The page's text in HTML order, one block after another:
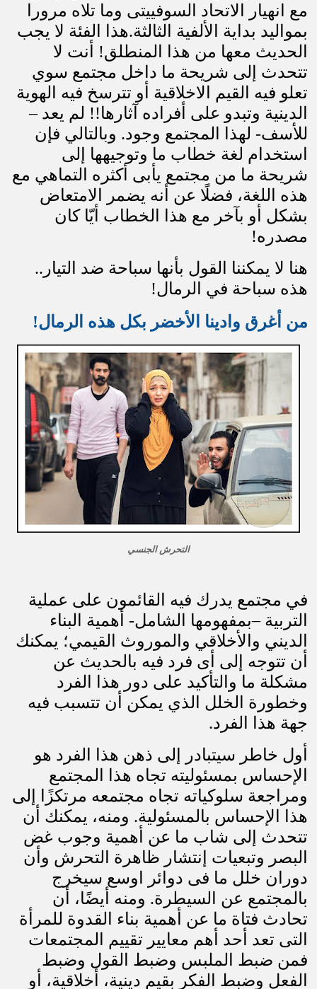
مع انهيار الاتحاد السوفييتى وما تلاه مرورا
بمواليد بداية الألفية الثالثة.هذا الفئة لا يجب
الحديث معها من هذا المنطلق! أنت لا
تتحدث إلى شريحة ما داخل مجتمع سوي
تعلو فيه القيم الاخلاقية أو تترسخ فيه الهوية
الدينية وتبدو على أفراده آثارها!! لم يعد –
للأسف- لهذا المجتمع وجود. وبالتالي فإن
استخدام لغة خطاب ما وتوجيهها إلى
شريحة ما من مجتمع يأبى أكثره التماهي مع
هذه اللغة، فضلًا عن أنه يضمر الامتعاض
بشكل أو بآخر مع هذا الخطاب أيّا كان
مصدره!
هنا لا يمكننا القول بأنها سباحة ضد التيار..
هذه سباحة في الرمال!
من أغرق وادينا الأخضر بكل هذه الرمال!
التحرش الجنسي
في مجتمع يدرك فيه القائمون على عملية
التربية –بمفهومها الشامل- أهمية البناء
الديني والأخلاقي والموروث القيمي؛ يمكنك
أن تتوجه إلى أى فرد فيه بالحديث عن
مشكلة ما والتأكيد على دور هذا الفرد
وخطورة الخلل الذي يمكن أن تتسبب فيه
جهة هذا الفرد.
أول خاطر سيتبادر إلى ذهن هذا الفرد هو
الإحساس بمسئوليته تجاه هذا المجتمع
ومراجعة سلوكياته تجاه مجتمعه مرتكزًا إلى
هذا الإحساس بالمسئولية. ومنه، يمكنك أن
تتحدث إلى شاب ما عن أهمية وجوب غض
البصر وتبعيات إنتشار ظاهرة التحرش وأن
دوران خلل ما فى دوائر اوسع سيخرج
بالمجتمع عن السيطرة. ومنه أيضًا، أن
تحادث فتاة ما عن أهمية بناء القدوة للمرأة
التى تعد أحد أهم معايير تقييم المجتمعات
فمن ضبط الملبس وضبط القول وضبط
الفعل وضبط الفكر بقيم دينية، أخلاقية، أو